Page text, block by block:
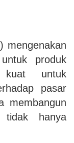
mengenakan
produk
kuat untuk
pasar
membangun
hanya